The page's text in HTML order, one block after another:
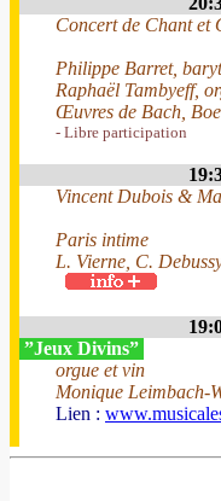
Concert de Chant et
Philippe Barret,
Raphaël Tambyeff,
Œuvres de Bach,
- Libre participation
Vincent Dubois &
Paris intime
L. Vierne, C.
”Jeux Divins”
orgue et vin
Monique Leimbach-
Lien :